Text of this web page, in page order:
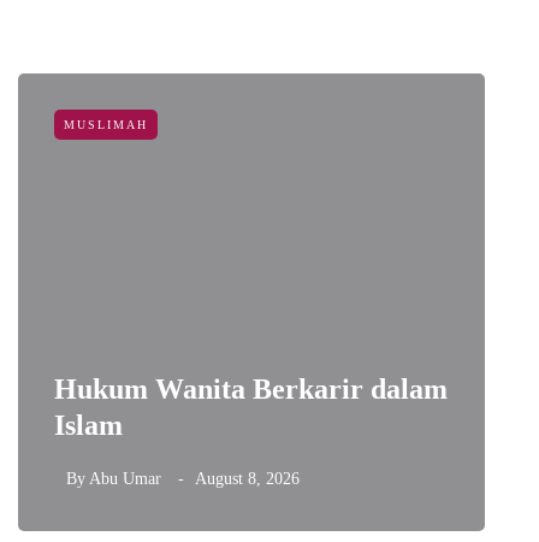
MUSLIMAH
Hukum Wanita Berkarir dalam
Islam
By Abu Umar August 8, 2026